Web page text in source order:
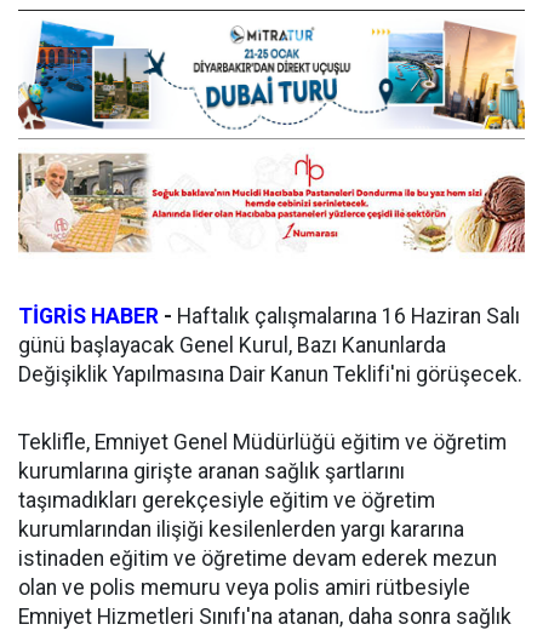
TİGRİS HABER - Haftalık çalışmalarına 16 Haziran Salı
günü başlayacak Genel Kurul, Bazı Kanunlarda
Değişiklik Yapılmasına Dair Kanun Teklifi'ni görüşecek.
Teklifle, Emniyet Genel Müdürlüğü eğitim ve öğretim
kurumlarına girişte aranan sağlık şartlarını
taşımadıkları gerekçesiyle eğitim ve öğretim
kurumlarından ilişiği kesilenlerden yargı kararına
istinaden eğitim ve öğretime devam ederek mezun
olan ve polis memuru veya polis amiri rütbesiyle
Emniyet Hizmetleri Sınıfı'na atanan, daha sonra sağlık